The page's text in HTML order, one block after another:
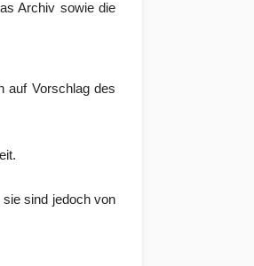
Archiv sowie die
auf Vorschlag des
sie sind jedoch von